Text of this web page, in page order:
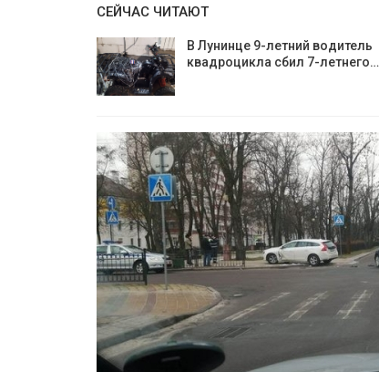
СЕЙЧАС ЧИТАЮТ
В Лунинце 9-летний водитель
квадроцикла сбил 7-летнего…